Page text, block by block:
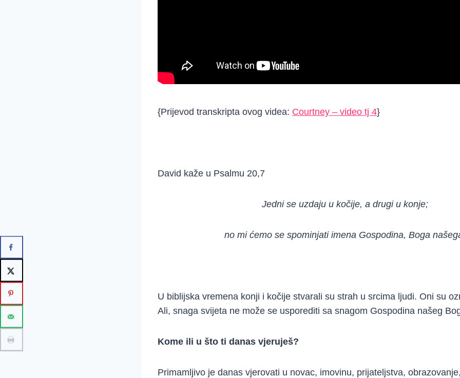
{Prijevod transkripta ovog videa: Courtney – video tj 4}
David kaže u Psalmu 20,7
Jedni se uzdaju u kočije, a drugi u konje;
no mi ćemo se spominjati imena Gospodina, Boga
U biblijska vremena konji i kočije stvarali su strah u srcima ljudi. Oni su
Ali, snaga svijeta ne može se usporediti sa snagom Gospodina našeg
Kome ili u što ti danas vjeruješ?
Primamljivo je danas vjerovati u novac, imovinu, prijateljstva,